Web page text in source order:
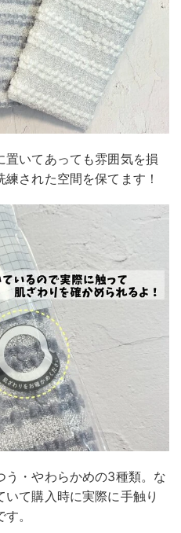
置いてあっても雰囲気を損
された空間を保てます！
う・やわらかめの3種類。な
て購入時に実際に手触り
。